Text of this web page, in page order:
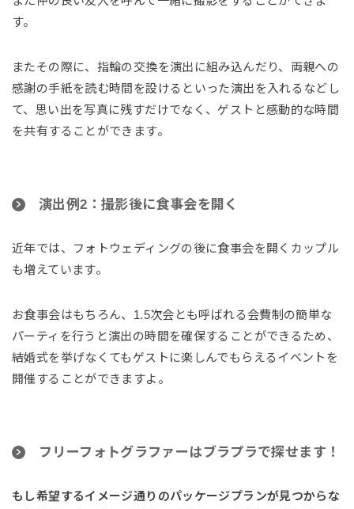
す。
またその際に、指輪の交換を演出に組み込んだり、両親への
感謝の手紙を読む時間を設けるといった演出を入れるなどし
て、思い出を写真に残すだけでなく、ゲストと感動的な時間
を共有することができます。
演出例2：撮影後に食事会を開く
近年では、フォトウェディングの後に食事会を開くカップル
も増えています。
お食事会はもちろん、1.5次会とも呼ばれる会費制の簡単な
パーティを行うと演出の時間を確保することができるため、
結婚式を挙げなくてもゲストに楽しんでもらえるイベントを
開催することができますよ。
フリーフォトグラファーはブラプラで探せます！
もし希望するイメージ通りのパッケージプランが見つからな